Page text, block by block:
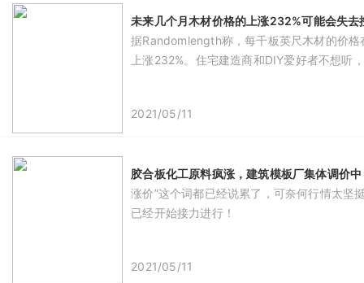
未来几个月木材价格的上涨232%可能会失去
据Randomlength称，每千板英尺木材的价
上涨232%。住宅建造商和DIY爱好者不想听
2021/05/11
胶合板化工原料疯涨，建筑模板厂集体调价中
涨价”这个词都已经说累了，可奈何行情太坚
已经开始接力进行！
2021/05/11